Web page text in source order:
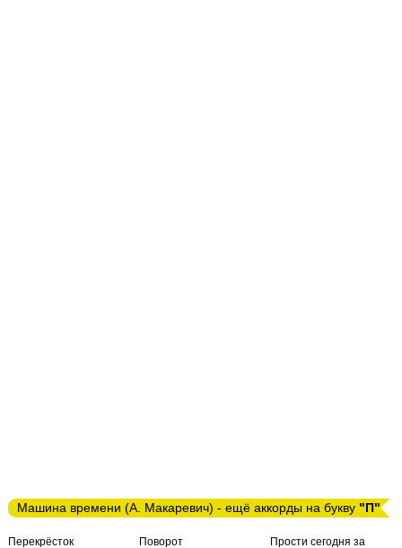
Машина времени (А. Макаревич) - ещё аккорды на букву "П"
Перекрёсток Поворот Прости сегодня за